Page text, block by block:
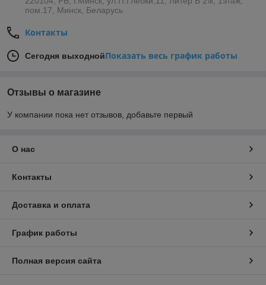
пом.17, Минск, Беларусь
Контакты
Сегодня выходнойПоказать весь график работы
Отзывы о магазине
У компании пока нет отзывов, добавьте первый
О нас
Контакты
Доставка и оплата
График работы
Полная версия сайта